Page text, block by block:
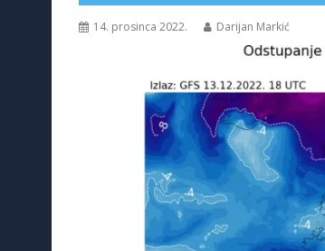
14. prosinca 2022. Darijan Markić